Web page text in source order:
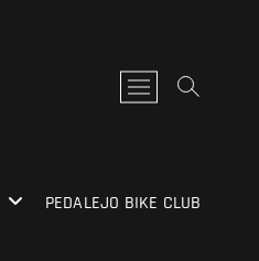
PEDALEJO BIKE CLUB
B
o
d